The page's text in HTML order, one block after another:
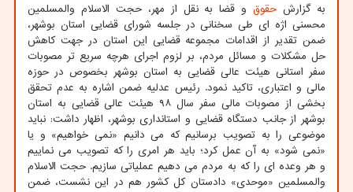
به گزارش حقوقو قضا به نقل از مهر، حجت الاسلام والمسلمین
محسنی اژه ای طی سخنانی در جلسه شورای قضایی استان بوشهر،
ضمن تقدیر از اقدامات مجموعه قضایی این استان در جهت کاهش
حل مشکلات و مسائل مردم، بر لزوم اجرای هرچه سریع تر مصوبات
سفر استانی هیئت عالی قضایی به استان بوشهر بخصوص در حوزه
مالی و اعتباری، تاکید نمود. رئیس عدلیه ضمن اشاره به عدم تحقق
بخشی از مصوبات مالی سفر سال ۹۸ هیئت عالی قضایی به استان
بوشهر از جانب دستگاه قضایی و استانداری بوشهر، اظهار داشت: نباید
موضوعی را به تصویب برسانیم که می دانیم «نمی خواهیم» و یا
«نمی شود» به آن عمل کرد؛ باید هر امری را که تصویب می نماییم
و هر وعده ای را که به مردم می دهیم عملیاتی سازیم. حجت الاسلام
والمسلمین «موحدی» دادستان کل کشور هم در این نشست، ضمن